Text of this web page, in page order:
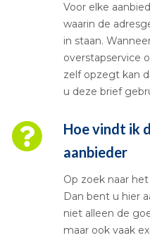
Voor elke
waarin de
in staan.
overstapservice
zelf opzegt kan
u deze brief
Hoe vindt ik
aanbieder
Op zoek naar
Dan bent u hier
niet alleen de
maar ook vaak